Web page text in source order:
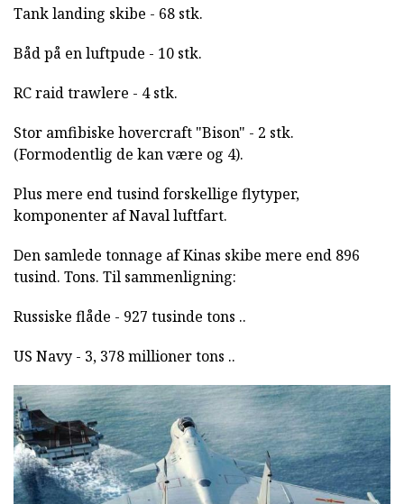
Tank landing skibe - 68 stk.
Båd på en luftpude - 10 stk.
RC raid trawlere - 4 stk.
Stor amfibiske hovercraft "Bison" - 2 stk.
(Formodentlig de kan være og 4).
Plus mere end tusind forskellige flytyper,
komponenter af Naval luftfart.
Den samlede tonnage af Kinas skibe mere end 896
tusind. Tons. Til sammenligning:
Russiske flåde - 927 tusinde tons ..
US Navy - 3, 378 millioner tons ..